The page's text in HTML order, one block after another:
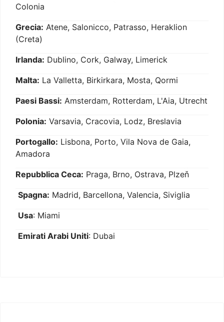
Colonia
Grecia: Atene, Salonicco, Patrasso, Heraklion
(Creta)
Irlanda: Dublino, Cork, Galway, Limerick
Malta: La Valletta, Birkirkara, Mosta, Qormi
Paesi Bassi: Amsterdam, Rotterdam, L'Aia, Utrecht
Polonia: Varsavia, Cracovia, Lodz, Breslavia
Portogallo: Lisbona, Porto, Vila Nova de Gaia,
Amadora
Repubblica Ceca: Praga, Brno, Ostrava, Plzeň
Spagna: Madrid, Barcellona, Valencia, Siviglia
Usa: Miami
Emirati Arabi Uniti: Dubai